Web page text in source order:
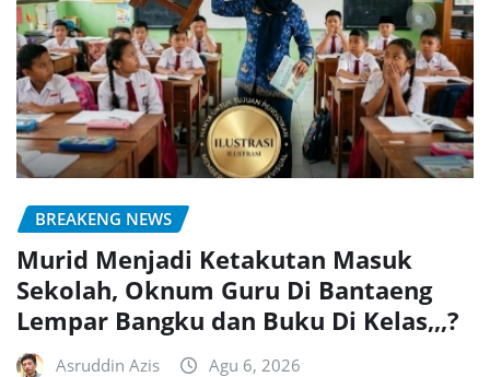
BREAKENG NEWS
Murid Menjadi Ketakutan Masuk
Sekolah, Oknum Guru Di Bantaeng
Lempar Bangku dan Buku Di Kelas,,,?
Asruddin Azis Agu 6, 2026